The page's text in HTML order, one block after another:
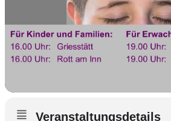
Veranstaltungsdetails